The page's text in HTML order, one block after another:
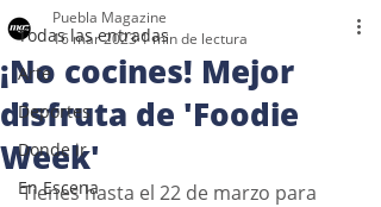
Todas las entradas
Arte
Deportes
Donde ir
En Escena
¡No cocines! Mejor
disfruta de 'Foodie
Week'
Puebla Magazine
16 mar 20231 min de lectura
Tienes hasta el 22 de marzo para